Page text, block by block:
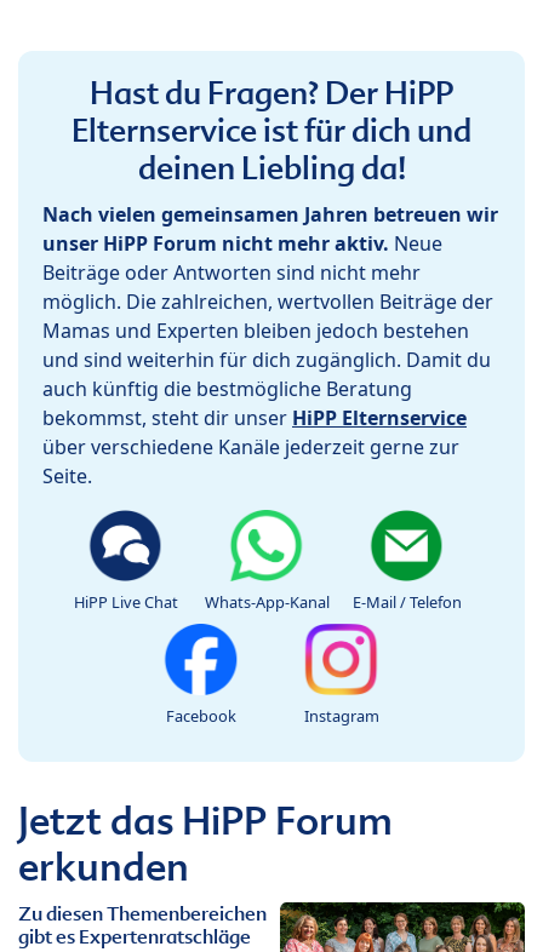
Hast du Fragen? Der HiPP
Elternservice ist für dich und
deinen Liebling da!
Nach vielen gemeinsamen Jahren betreuen wir
unser HiPP Forum nicht mehr aktiv. Neue
Beiträge oder Antworten sind nicht mehr
möglich. Die zahlreichen, wertvollen Beiträge der
Mamas und Experten bleiben jedoch bestehen
und sind weiterhin für dich zugänglich. Damit du
auch künftig die bestmögliche Beratung
bekommst, steht dir unser HiPP Elternservice
über verschiedene Kanäle jederzeit gerne zur
Seite.
HiPP Live Chat Whats-App-Kanal E-Mail / Telefon
Facebook Instagram
Jetzt das HiPP Forum
erkunden
Zu diesen Themenbereichen
gibt es Expertenratschläge